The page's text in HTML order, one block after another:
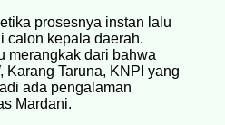
prosesnya instan lalu
calon kepala daerah.
merangkak dari bahwa
Karang Taruna, KNPI yang
ada pengalaman
Mardani.